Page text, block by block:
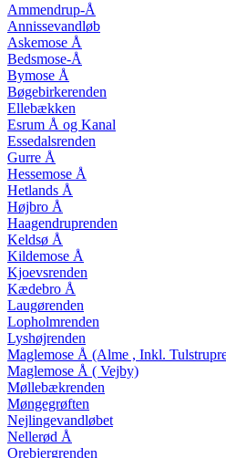
Ammendrup-Å
Annissevandløb
Askemose Å
Bedsmose-Å
Bymose Å
Bøgebirkerenden
Ellebækken
Esrum Å og Kanal
Essedalsrenden
Gurre Å
Hessemose Å
Hetlands Å
Højbro Å
Haagendruprenden
Keldsø Å
Kildemose Å
Kjoevsrenden
Kædebro Å
Laugørenden
Lopholmrenden
Lyshøjrenden
Maglemose Å (Alme , Inkl.
Maglemose Å ( Vejby)
Møllebækrenden
Møngegrøften
Nejlingevandløbet
Nellerød Å
Orebjergrenden